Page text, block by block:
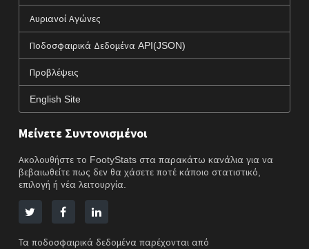
Αυριανοί Αγώνες
Ποδοσφαιρικά Δεδομένα API(JSON)
Προβλέψεις
English Site
Μείνετε Συντονισμένοι
Ακολουθήστε το FootyStats στα παρακάτω κανάλια για να
βεβαιωθείτε πως δεν θα χάσετε ποτέ κάποιο στατιστικό,
επιλογή ή νέα λειτουργία.
Τα ποδοσφαιρικά δεδομένα παρέχονται από